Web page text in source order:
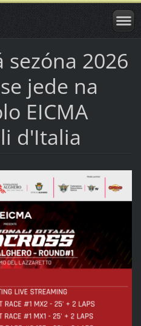
2026
jede na
EICMA
d'Italia